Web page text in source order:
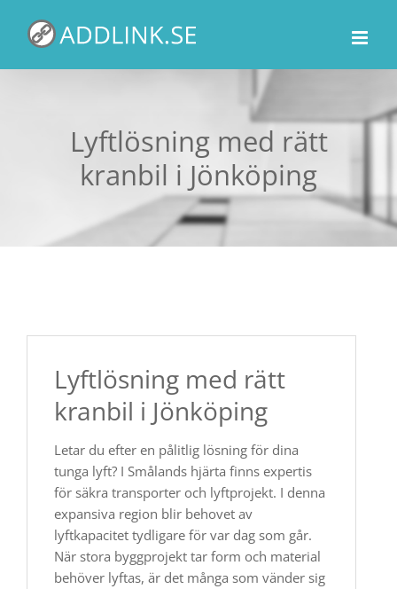
innehållet
Lyftlösning med rätt
kranbil i Jönköping
Lyftlösning med rätt
kranbil i Jönköping
Letar du efter en pålitlig lösning för dina
tunga lyft? I Smålands hjärta finns expertis
för säkra transporter och lyftprojekt. I denna
expansiva region blir behovet av
lyftkapacitet tydligare för var dag som går.
När stora byggprojekt tar form och material
behöver lyftas, är det många som vänder sig